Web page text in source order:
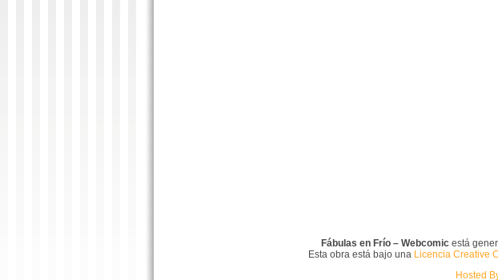
Fábulas en Frío – Webcomicestá
Esta obra está bajo una Licencia Creative
Hosted